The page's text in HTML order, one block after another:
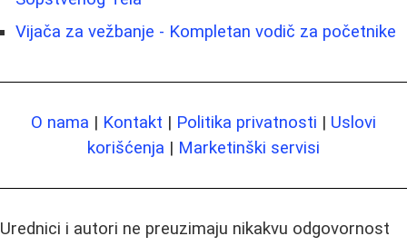
Vijača za vežbanje - Kompletan vodič za početnike
O nama | Kontakt | Politika privatnosti | Uslovi
korišćenja | Marketinški servisi
Urednici i autori ne preuzimaju nikakvu odgovornost